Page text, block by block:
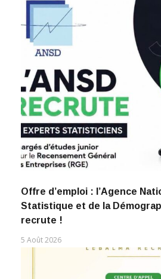
Offre d’emploi : l’Agence
Statistique et de la
recrute !
5 Août 2026